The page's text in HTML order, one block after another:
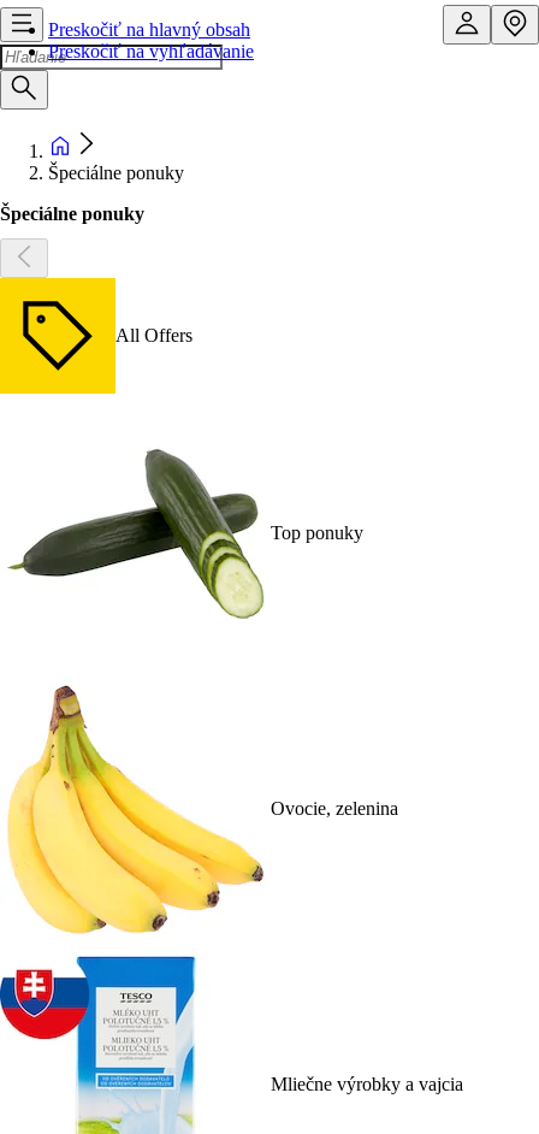
Preskočiť na hlavný obsah
Preskočiť na vyhľadávanie
Špeciálne ponuky
Špeciálne ponuky
All Offers
Top ponuky
Ovocie, zelenina
Mliečne výrobky a vajcia